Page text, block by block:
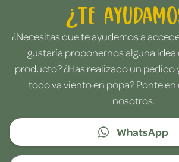
¿Te
¿Necesitas que te ayudemos a
gustaría proponernos alguna idea
producto? ¿Has realizado un pedido
todo va viento en popa? Ponte
nosotros.
WhatsApp